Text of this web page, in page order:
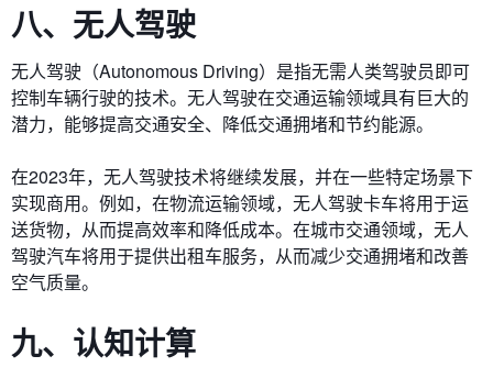
八、无人驾驶
无人驾驶（Autonomous Driving）是指无需人类驾驶员即可
控制车辆行驶的技术。无人驾驶在交通运输领域具有巨大的
潜力，能够提高交通安全、降低交通拥堵和节约能源。
在2023年，无人驾驶技术将继续发展，并在一些特定场景下
实现商用。例如，在物流运输领域，无人驾驶卡车将用于运
送货物，从而提高效率和降低成本。在城市交通领域，无人
驾驶汽车将用于提供出租车服务，从而减少交通拥堵和改善
空气质量。
九、认知计算